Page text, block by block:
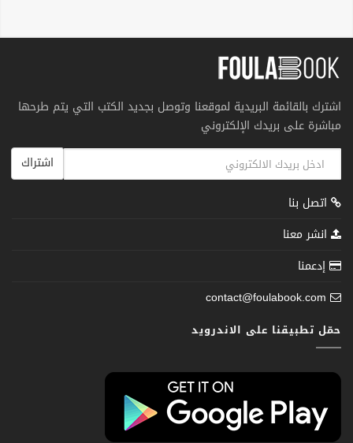
اشترك بالقائمة البريدية لموقعنا وتوصل بجديد الكتب التي يتم طرحها
مباشرة على بريدك الإلكتروني
اشتراك
اتصل بنا
انشر معنا
إدعمنا
contact@foulabook.com
حمّل تطبيقنا على الاندرويد